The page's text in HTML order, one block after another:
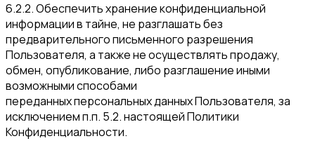
6.2.2. Обеспечить хранение конфиденциальной
информации в тайне, не разглашать без
предварительного письменного разрешения
Пользователя, а также не осуществлять продажу,
обмен, опубликование, либо разглашение иными
возможными способами
переданных персональных данных Пользователя, за
исключением п.п. 5.2. настоящей Политики
Конфиденциальности.